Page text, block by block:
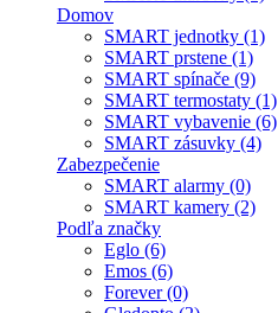
Domov
SMART jednotky (1)
SMART prstene (1)
SMART spínače (9)
SMART termostaty (1)
SMART vybavenie (6)
SMART zásuvky (4)
Zabezpečenie
SMART alarmy (0)
SMART kamery (2)
Podľa značky
Eglo (6)
Emos (6)
Forever (0)